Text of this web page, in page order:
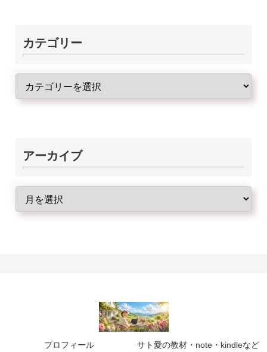
カテゴリー
アーカイブ
プロフィール サト愛の教材・note・kindleなど